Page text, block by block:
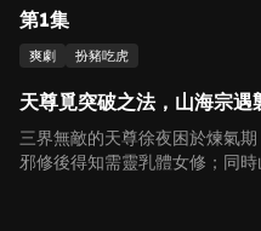
第1集
爽劇 扮豬吃虎
天尊覓突破之法，山海宗遇
三界無敵的天尊徐夜困於煉氣
邪修後得知需靈乳體女修；同